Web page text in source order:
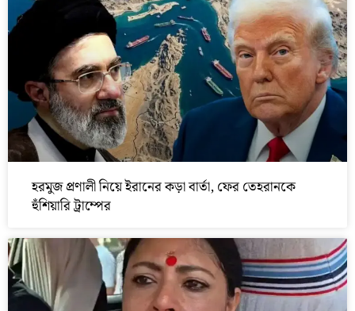
হরমুজ প্রণালী নিয়ে ইরানের কড়া বার্তা, ফের তেহরানকে
হুঁশিয়ারি ট্রাম্পের